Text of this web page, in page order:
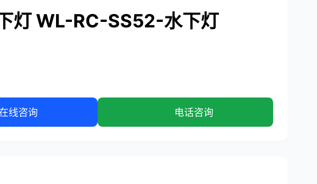
灯 WL-RC-SS52-水下灯
线咨询 电话咨询